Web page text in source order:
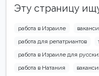
Эту страницу
работа в Израиле
работа для репатриантов
работа в Израиле для
работа в Натания